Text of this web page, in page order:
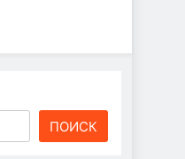
ПОИСК